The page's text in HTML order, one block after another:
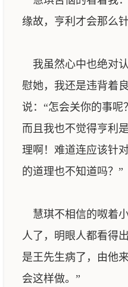
缘故，亨利才会那么
我虽然心中也绝对
慰她，我还是违背着
说：“怎会关你的事呢
而且我也不觉得亨利
理啊！难道连应该针
的道理也不知道吗？”
慧琪不相信的呶着
人了，明眼人都看得
是王先生病了，由他
会这样做。”